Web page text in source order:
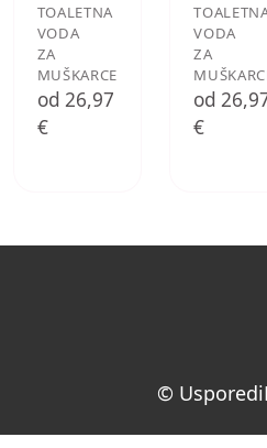
TOALETNA
VODA
ZA
MUŠKARCE
od 26,97
€
VODA
ZA
od
€
©